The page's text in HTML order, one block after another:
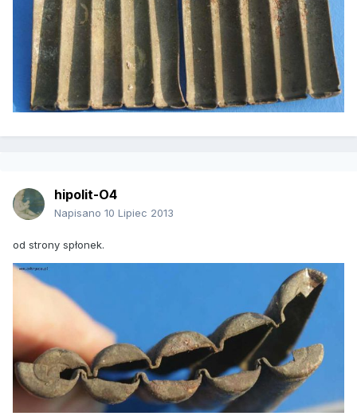
hipolit-O4
Napisano 10 Lipiec 2013
od strony spłonek.